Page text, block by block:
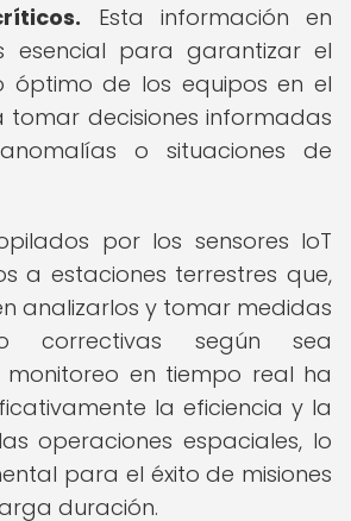
Esta información en
esencial para garantizar el
óptimo de los equipos en el
decisiones informadas
o situaciones de
por los sensores IoT
a estaciones terrestres que,
analizarlos y tomar medidas
correctivas según sea
monitoreo en tiempo real ha
la eficiencia y la
operaciones espaciales, lo
para el éxito de misiones
duración.